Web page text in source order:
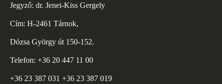
Jegyző: dr. Jenei-Kiss Gergely
Cím: H-2461 Tárnok,
Dózsa György út 150-152.
Telefon: +36 20 447 11 00
+36 23 387 031 +36 23 387 019